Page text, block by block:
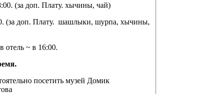
(за доп. Плату. хычины, чай)
(за доп. Плату. шашлыки, шурпа, хычины,
отель ~ в 16:00.
посетить музей Домик